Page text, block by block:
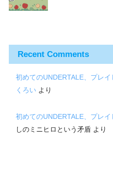
Recent Comments
初めてのUNDERTALE、プレ
くろい より
初めてのUNDERTALE、プレ
しのミニヒロという矛盾より